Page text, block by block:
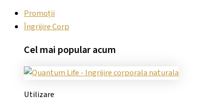
Promoții
Îngrijire Corp
Cel mai popularacum
Utilizare